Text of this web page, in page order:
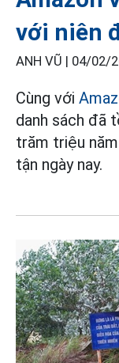
với niên
ANH VŨ | 04/02/
Cùng với
danh sách đã
trăm triệu
tận ngày nay.